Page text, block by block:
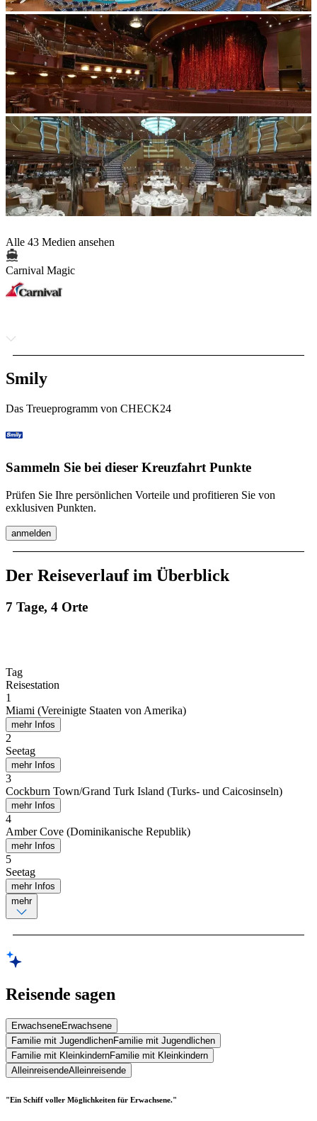
Alle 43 Medien ansehen
Carnival Magic
Smily
Das Treueprogramm von CHECK24
Sammeln Sie bei dieser Kreuzfahrt Punkte
Prüfen Sie Ihre persönlichen Vorteile und profitieren Sie von
exklusiven Punkten.
anmelden
Der Reiseverlauf im Überblick
7 Tage, 4 Orte
Tag
Reisestation
1
Miami (Vereinigte Staaten von Amerika)
mehr Infos
2
Seetag
mehr Infos
3
Cockburn Town/Grand Turk Island (Turks- und Caicosinseln)
mehr Infos
4
Amber Cove (Dominikanische Republik)
mehr Infos
5
Seetag
mehr Infos
mehr
Reisende sagen
ErwachseneErwachsene
Familie mit JugendlichenFamilie mit Jugendlichen
Familie mit KleinkindernFamilie mit Kleinkindern
AlleinreisendeAlleinreisende
"Ein Schiff voller Möglichkeiten für Erwachsene."